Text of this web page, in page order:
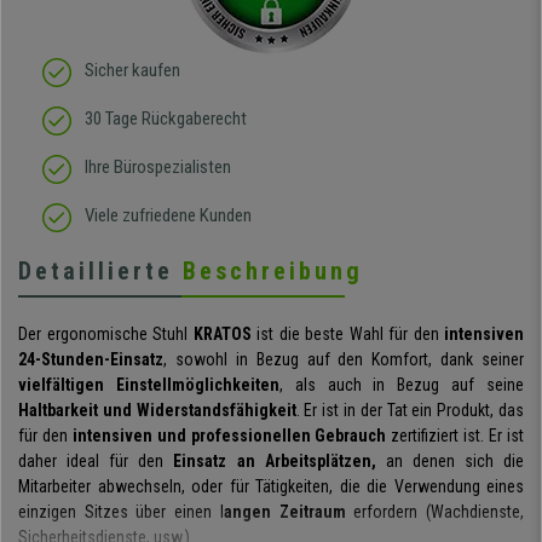
Klare Kaufempfehlung!
Sicher kaufen
30 Tage Rückgaberecht
Ihre Bürospezialisten
Viele zufriedene Kunden
Detaillierte Beschreibung
Der ergonomische Stuhl KRATOS ist die beste Wahl für den intensiven
24-Stunden-Einsatz, sowohl in Bezug auf den Komfort, dank seiner
vielfältigen Einstellmöglichkeiten, als auch in Bezug auf seine
Haltbarkeit und Widerstandsfähigkeit. Er ist in der Tat ein Produkt, das
für den intensiven und professionellen Gebrauch zertifiziert ist. Er ist
daher ideal für den
Einsatz an Arbeitsplätzen, an denen sich die
Mitarbeiter abwechseln, oder für Tätigkeiten, die die Verwendung eines
einzigen Sitzes über einen langen Zeitraum erfordern (Wachdienste,
Sicherheitsdienste, usw.).